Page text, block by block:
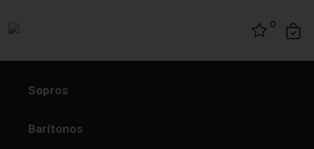
0
Sopros
Barítonos